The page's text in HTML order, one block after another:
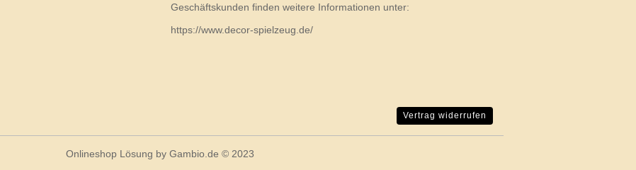
Geschäftskunden finden weitere Informationen unter:
https://www.decor-spielzeug.de/
Vertrag widerrufen
Onlineshop Lösung by Gambio.de © 2023